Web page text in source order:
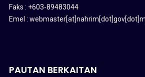
Faks : +603-89483044
Emel :
PAUTAN BERKAITAN